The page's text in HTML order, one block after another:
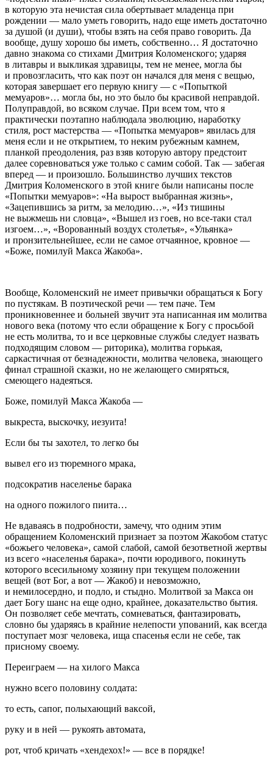
в которую эта нечистая сила обертывает младенца при
рождении — мало уметь говорить, надо еще иметь достаточно
за душой (и души), чтобы взять на себя право говорить. Да
вообще, душу хорошо бы иметь, собственно… Я достаточно
давно знакома со стихами Дмитрия Коломенского; ударяя
в литавры и выкликая здравицы, тем не менее, могла бы
и провозгласить, что как поэт он начался для меня с вещью,
которая завершает его первую книгу — с «Попыткой
мемуаров»… могла бы, но это было бы красивой неправдой.
Полуправдой, во всяком случае. При всем том, что я
практически поэтапно наблюдала эволюцию, наработку
стиля, рост мастерства — «Попытка мемуаров» явилась для
меня если и не открытием, то неким рубежным камнем,
планкой преодоления, раз взяв которую автору предстоит
далее соревноваться уже только с самим собой. Так — забегая
вперед — и произошло. Большинство лучших текстов
Дмитрия Коломенского в этой книге были написаны после
«Попытки мемуаров»: «На вырост выбранная жизнь»,
«Зацепившись за ритм, за мелодию…», «Из тишины
не выжмешь ни словца», «Вышел из гоев, но все-таки стал
изгоем…», «Ворованный воздух столетья», «Ульянка»
и пронзительнейшее, если не самое отчаянное, кровное —
«Боже, помилуй Макса Жакоба».
Вообще, Коломенский не имеет привычки обращаться к Богу
по пустякам. В поэтической речи — тем паче. Тем
проникновеннее и больней звучит эта написанная им молитва
нового века (потому что если обращение к Богу с просьбой
не есть молитва, то и все церковные службы следует назвать
подходящим словом — риторика), молитва горькая,
саркастичная от безнадежности, молитва человека, знающего
финал страшной сказки, но не желающего смиряться,
смеющего надеяться.
Боже, помилуй Макса Жакоба —
выкреста, выскочку, иезуита!
Если бы ты захотел, то легко бы
вывел его из тюремного мрака,
подсократив населенье барака
на одного пожилого пиита…
Не вдаваясь в подробности, замечу, что одним этим
обращением Коломенский признает за поэтом Жакобом статус
«божьего человека», самой слабой, самой безответной жертвы
из всего «населенья барака», почти юродивого, покинуть
которого всесильному хозяину при текущем положении
вещей (вот Бог, а вот — Жакоб) и невозможно,
и немилосердно, и подло, и стыдно. Молитвой за Макса он
дает Богу шанс на еще одно, крайнее, доказательство бытия.
Он позволяет себе мечтать, сомневаться, фантазировать,
словно бы ударяясь в крайние нелепости упований, как всегда
поступает мозг человека, ища спасенья если не себе, так
присному своему.
Переиграем — на хилого Макса
нужно всего половину солдата:
то есть, сапог, полыхающий ваксой,
руку и в ней — рукоять автомата,
рот, чтоб кричать «хендехох!» — все в порядке!